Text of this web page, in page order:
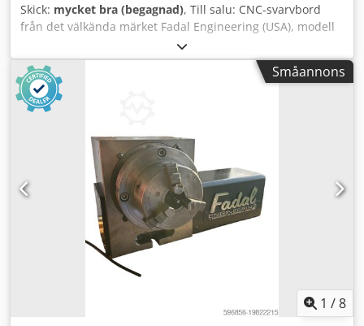
Skick: mycket bra (begagnad), Till salu: CNC-svarvbord
från det välkända märket Fadal Engineering (USA), modell
VH65. Professionell fjärde axel avsedd för
bearbetningscentra, särskilt Fadal VMC, men kan också
integreras med andra CNC-maskiner med rätt styrenhet.
Tekniska specifikationer: • Modell: VH65 • Skivdiameter: 165
mm (6,5”) • Utväxling: 90:1 • Pneumatisk broms (M60 PÅ /
4630298. Skick: begagnad, mekaniskt fungerande, normala
bruksspår. Robust och tung konstruktion – idealisk för
precisionsbearbetning med fyra axlar. Djdpfx Aow R St
Njkqskr
Småannons
1 /8